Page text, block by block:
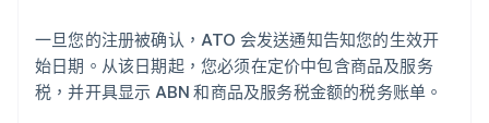
一旦您的注册被确认，ATO 会发送通知告知您的生效开
始日期。从该日期起，您必须在定价中包含商品及服务
税，并开具显示 ABN 和商品及服务税金额的税务账单。